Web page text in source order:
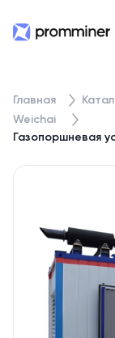
Главная
Weichai
Газопоршневая